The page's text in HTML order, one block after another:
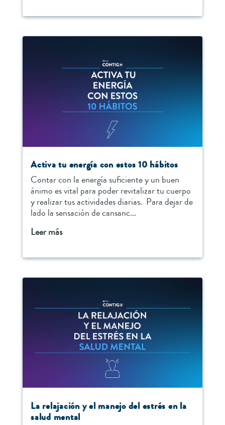
Activa tu energía con estos 10 hábitos
Contar con la energía suficiente y un buen
ánimo es vital para poder revitalizar tu cuerpo
y realizar tus actividades diarias. Para dejar de
lado la sensación de cansanc...
Leer más
La relajación y el manejo del estrés en la
salud mental